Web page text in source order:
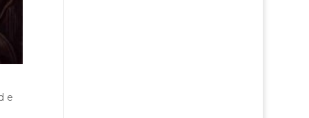
e